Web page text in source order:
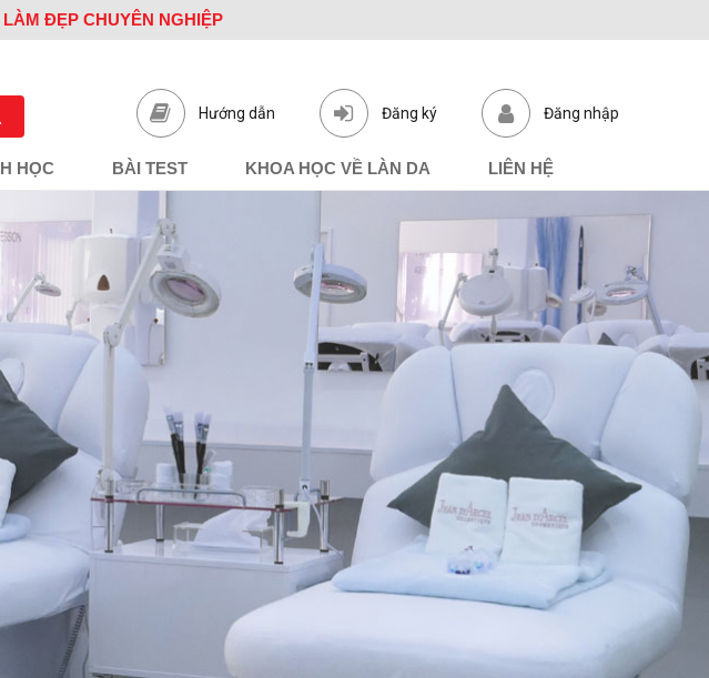
ĐẸP CHUYÊN NGHIỆP
Hướng dẫn Đăng ký Đăng nhập
HỌC BÀI TEST KHOA HỌC VỀ LÀN DA LIÊN HỆ